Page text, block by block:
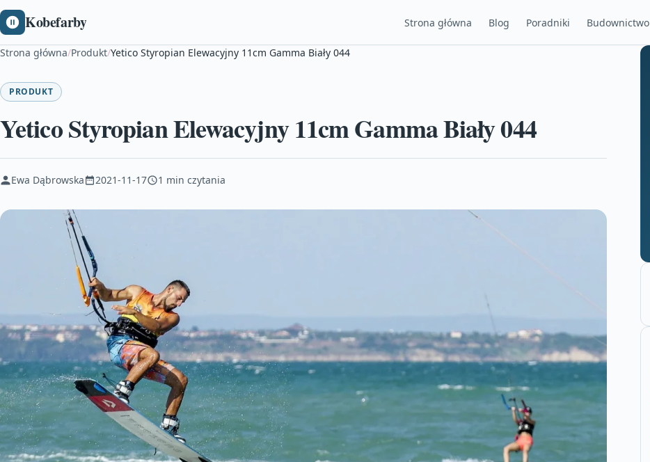
Kobefarby Strona główna Blog Poradniki Budownictwo
Strona główna/Produkt/Yetico Styropian Elewacyjny 11cm Gamma Biały 044
PRODUKT
Yetico Styropian Elewacyjny 11cm Gamma Biały 044
Ewa Dąbrowska 2021-11-17 1 min czytania